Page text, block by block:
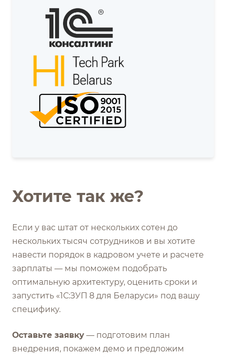
Хотите так же?
Если у вас штат от нескольких сотен до
нескольких тысяч сотрудников и вы хотите
навести порядок в кадровом учете и расчете
зарплаты — мы поможем подобрать
оптимальную архитектуру, оценить сроки и
запустить «1С:ЗУП 8 для Беларуси» под вашу
специфику.
Оставьте заявку — подготовим план
внедрения, покажем демо и предложим